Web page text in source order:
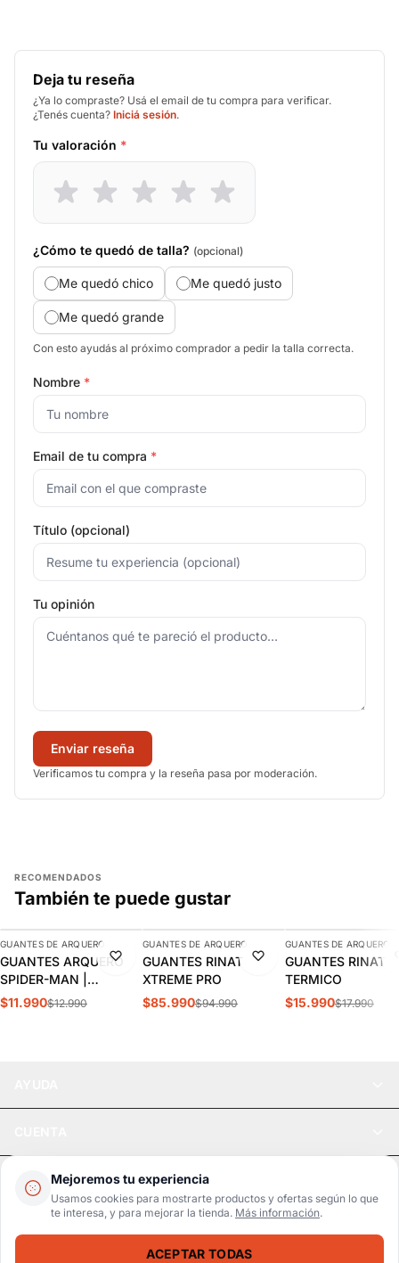
Mejoremos tu experiencia
Usamos cookies para mostrarte productos y ofertas según lo que
te interesa, y para mejorar la tienda. Más información.
ACEPTAR TODAS
Deja tu reseña
¿Ya lo compraste? Usá el email de tu compra para verificar.
¿Tenés cuenta? Iniciá sesión.
Tu valoración *
¿Cómo te quedó de talla? (opcional)
Me quedó chico Me quedó justo
Me quedó grande
Con esto ayudás al próximo comprador a pedir la talla correcta.
Nombre *
Email de tu compra *
Título (opcional)
Tu opinión
Enviar reseña
Verificamos tu compra y la reseña pasa por moderación.
RECOMENDADOS
También te puede gustar
-8%
AGREGAR
GUANTES DE ARQUERO
GUANTES ARQUERO
SPIDER-MAN |
SPJSSS24063
$11.990$12.990
-9%
AGREGAR
GUANTES DE ARQUERO
GUANTES RINAT
XTREME PRO
$85.990$94.990
-11%
GUANTES DE ARQUERO
GUANTES RINAT
TERMICO
$15.990$17.990
LEGAL
Pago seguro SSL / Datos protegidos
Realsport © 2026